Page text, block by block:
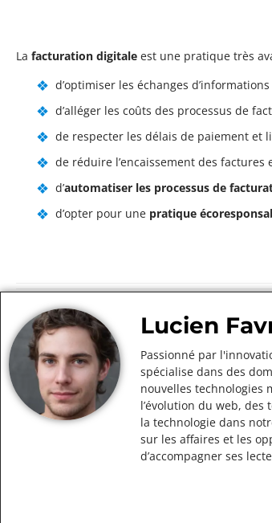
La facturation digitale est une pratique très
d’optimiser les échanges
d’alléger les coûts des processus de
de respecter les délais de paiement et
de réduire l’encaissement des factures
d’automatiser les processus de
d’opter pour une pratique
Lucien
Passionné par
spécialise dans des
nouvelles technologies
l’évolution du web,
la technologie dans
sur les affaires et les
d’accompagner ses